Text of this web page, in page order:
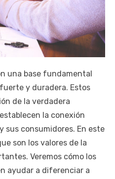
una base fundamental
y duradera. Estos
de la verdadera
la conexión
sus consumidores. En este
son los valores de la
Veremos cómo los
ayudar a diferenciar a